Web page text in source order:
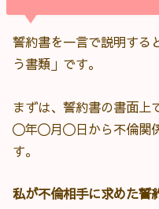
誓約書を一言で説明する
う書類」です。
まずは、誓約書の書面上
〇年〇月〇日から不倫関
す。
私が不倫相手に求めた誓